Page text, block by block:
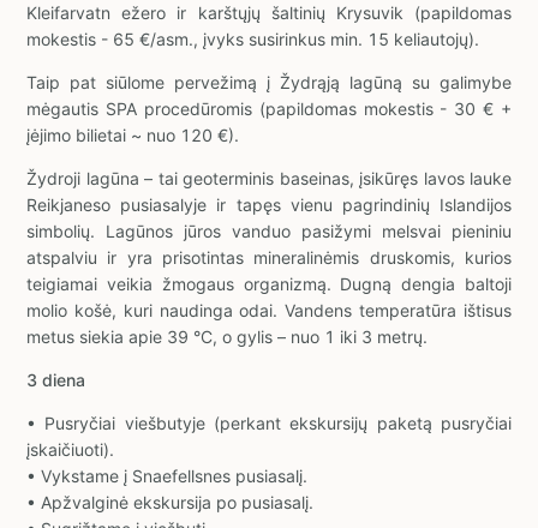
Kleifarvatn ežero ir karštųjų šaltinių Krysuvik (papildomas
mokestis - 65 €/asm., įvyks susirinkus min. 15 keliautojų).
Taip pat siūlome pervežimą į Žydrąją lagūną su galimybe
mėgautis SPA procedūromis (papildomas mokestis - 30 € +
įėjimo bilietai ~ nuo 120 €).
Žydroji lagūna – tai geoterminis baseinas, įsikūręs lavos lauke
Reikjaneso pusiasalyje ir tapęs vienu pagrindinių Islandijos
simbolių. Lagūnos jūros vanduo pasižymi melsvai pieniniu
atspalviu ir yra prisotintas mineralinėmis druskomis, kurios
teigiamai veikia žmogaus organizmą. Dugną dengia baltoji
molio košė, kuri naudinga odai. Vandens temperatūra ištisus
metus siekia apie 39 °C, o gylis – nuo 1 iki 3 metrų.
3 diena
• Pusryčiai viešbutyje (perkant ekskursijų paketą pusryčiai
įskaičiuoti).
• Vykstame į Snaefellsnes pusiasalį.
• Apžvalginė ekskursija po pusiasalį.